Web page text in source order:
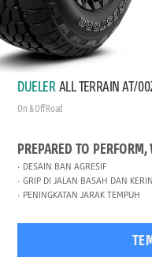
DUELER ALL TERRAIN AT/
On & Off Road
PREPARED TO
DESAIN BAN AGRESIF
GRIP DI JALAN BASAH DAN
PENINGKATAN JARAK TEMPUH